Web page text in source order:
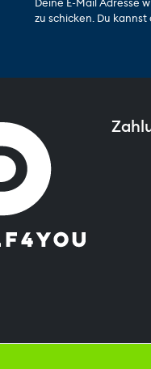
Deine E-Mail Adresse
zu schicken. Du